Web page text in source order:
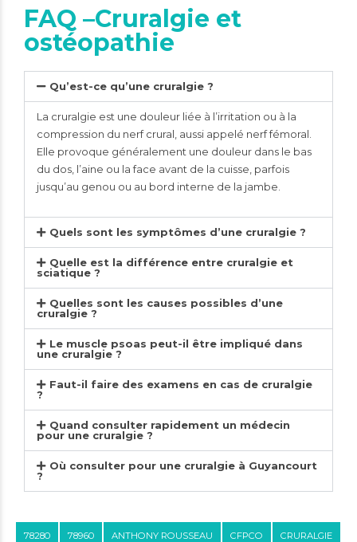
FAQ –Cruralgie et
ostéopathie
Qu’est-ce qu’une cruralgie ?
La cruralgie est une douleur liée à l’irritation ou à la
compression du nerf crural, aussi appelé nerf fémoral.
Elle provoque généralement une douleur dans le bas
du dos, l’aine ou la face avant de la cuisse, parfois
jusqu’au genou ou au bord interne de la jambe.
Quels sont les symptômes d’une cruralgie ?
Quelle est la différence entre cruralgie et
sciatique ?
Quelles sont les causes possibles d’une
cruralgie ?
Le muscle psoas peut-il être impliqué dans
une cruralgie ?
Faut-il faire des examens en cas de cruralgie
?
Quand consulter rapidement un médecin
pour une cruralgie ?
Où consulter pour une cruralgie à Guyancourt
?
78280 78960 ANTHONY ROUSSEAU CFPCO CRURALGIE